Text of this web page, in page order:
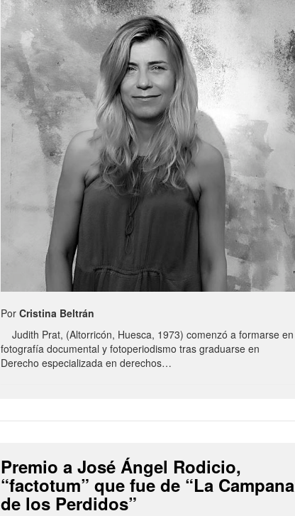
PorCristina Beltrán
Judith Prat, (Altorricón, Huesca, 1973) comenzó a formarse en
fotografía documental y fotoperiodismo tras graduarse en
Derecho especializada en derechos…
Premio a José Ángel Rodicio,
“factotum” que fue de “La Campana
de los Perdidos”